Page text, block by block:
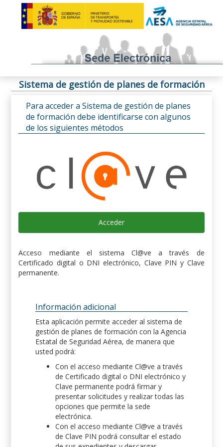
Sistema de gestión de planes de formación
Para acceder a Sistema de gestión de planes
de formación debe identificarse con algunos
de los siguientes métodos
Acceder
Acceso mediante el sistema Cl@ve a través de
Certificado digital o DNI electrónico, Clave PIN y Clave
permanente.
Información adicional
Esta aplicación permite acceder al sistema de
gestión de planes de formación con la Agencia
Estatal de Seguridad Aérea, de manera que
usted podrá:
Con el acceso mediante Cl@ve a través
de Certificado digital o DNI electrónico y
Clave permanente podrá firmar y
presentar solicitudes y realizar todas las
opciones que permite la sede
electrónica.
Con el acceso mediante Cl@ve a través
de Clave PIN podrá consultar el estado